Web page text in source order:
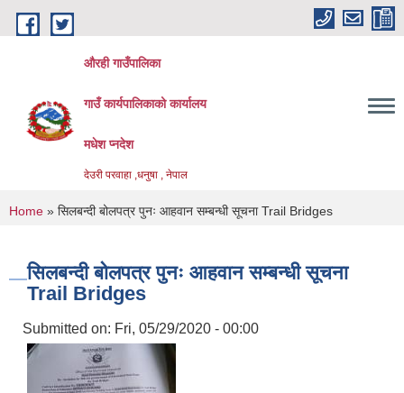
Skip to main content
औरही गाउँपालिका
गाउँ कार्यपालिकाको कार्यालय
मधेश प्नदेश
देउरी परवाहा ,धनुषा , नेपाल
You are here
Home » सिलबन्दी बोलपत्र पुनः आहवान सम्बन्धी सूचना Trail Bridges
सिलबन्दी बोलपत्र पुनः आहवान सम्बन्धी सूचना
Trail Bridges
Submitted on: Fri, 05/29/2020 - 00:00